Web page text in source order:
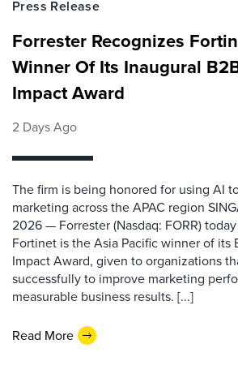
Press Release
Forrester Recognizes
Winner Of Its Inaugural
Impact Award
2 Days Ago
The firm is being honored for using AI
marketing across the APAC region
2026 — Forrester (Nasdaq: FORR)
Fortinet is the Asia Pacific winner of its
Impact Award, given to organizations
successfully to improve marketing
measurable business results. [...]
Read More